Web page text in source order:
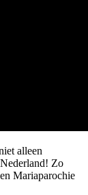
alleen
Zo
Mariaparochie